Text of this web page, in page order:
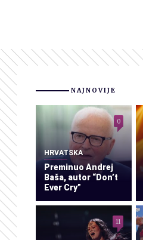
NAJNOVIJE
HRVATSKA
Preminuo Andrej
Baša, autor “Don’t
Ever Cry”
0
11